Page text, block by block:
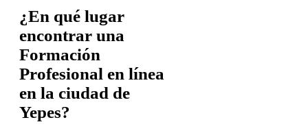
¿En qué lugar
encontrar una
Formación
Profesional en línea
en la ciudad de
Yepes?